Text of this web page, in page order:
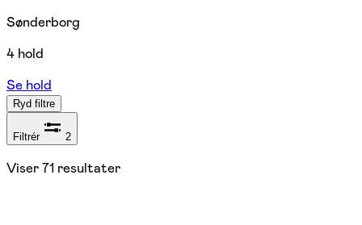
Sønderborg
4 hold
Se hold
Ryd filtre
Filtrér 2
Viser71 resultater